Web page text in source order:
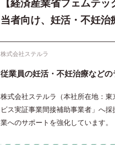
【経済産業省フェムテ
当者向け、妊活・不妊治
株式会社ステルラ
従業員の妊活・不妊治療など
株式会社ステルラ（本社所在地：
ビス実証事業間接補助事業者」へ
業へのサポートを強化しています。